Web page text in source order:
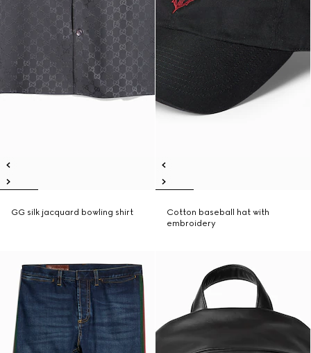
GG silk jacquard bowling shirt
Cotton baseball hat with
embroidery